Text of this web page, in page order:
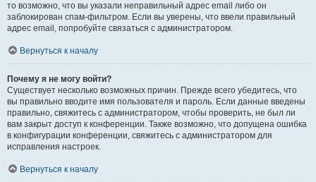
то возможно, что вы указали неправильный адрес email либо он
заблокирован спам-фильтром. Если вы уверены, что ввели правильный
адрес email, попробуйте связаться с администратором.
Вернуться к началу
Почему я не могу войти?
Существует несколько возможных причин. Прежде всего убедитесь, что
вы правильно вводите имя пользователя и пароль. Если данные введены
правильно, свяжитесь с администратором, чтобы проверить, не был ли
вам закрыт доступ к конференции. Также возможно, что допущена ошибка
в конфигурации конференции, свяжитесь с администратором для
исправления настроек.
Вернуться к началу